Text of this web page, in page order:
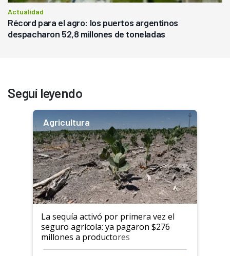
Actualidad
Récord para el agro: los puertos argentinos
despacharon 52,8 millones de toneladas
Seguí leyendo
Agricultura
La sequía activó por primera vez el
seguro agrícola: ya pagaron $276
millones a productores